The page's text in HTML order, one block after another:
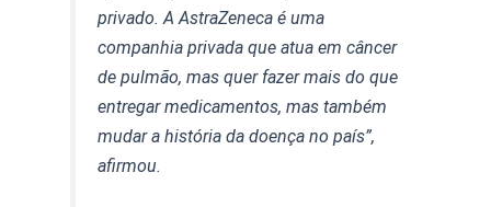
privado. A AstraZeneca é uma
companhia privada que atua em câncer
de pulmão, mas quer fazer mais do que
entregar medicamentos, mas também
mudar a história da doença no país”,
afirmou.